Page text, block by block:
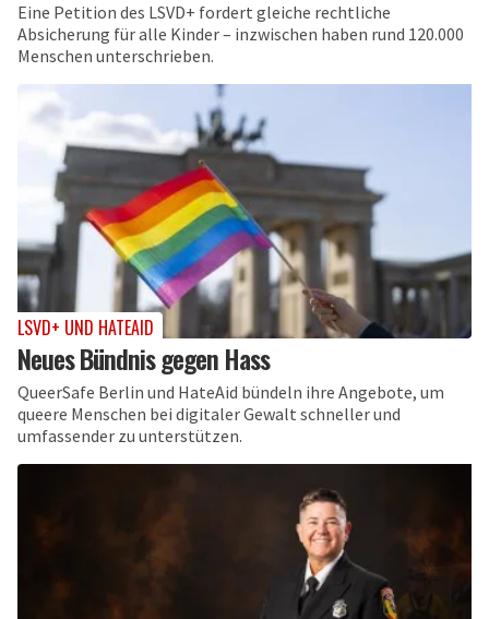
Eine Petition des LSVD+ fordert gleiche rechtliche
Absicherung für alle Kinder – inzwischen haben rund 120.000
Menschen unterschrieben.
LSVD+ UND HATEAID
Neues Bündnis gegen Hass
QueerSafe Berlin und HateAid bündeln ihre Angebote, um
queere Menschen bei digitaler Gewalt schneller und
umfassender zu unterstützen.